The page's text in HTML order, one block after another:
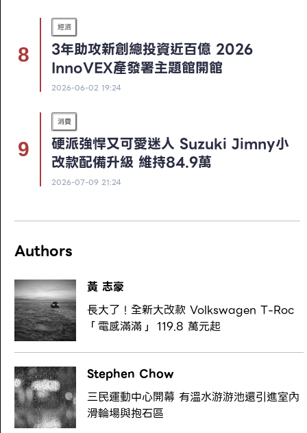
經濟
3年助攻新創總投資近百億 2026
InnoVEX產發署主題館開館
2026-06-02 19:24
消費
硬派強悍又可愛迷人 Suzuki Jimny小
改款配備升級 維持84.9萬
2026-07-09 21:24
Authors
黃 志豪
長大了！全新大改款 Volkswagen T-Roc
「電感滿滿」 119.8 萬元起
Stephen Chow
三民運動中心開幕 有溫水游游池還引進室內
滑輪場與抱石區